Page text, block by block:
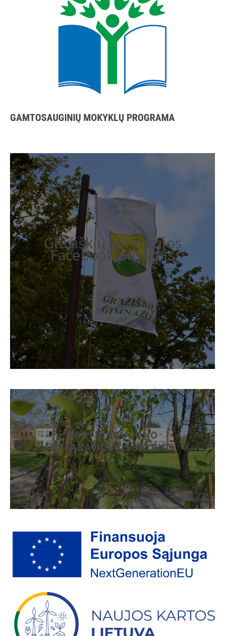
GAMTOSAUGINIŲ MOKYKLŲ PROGRAMA
Gražiškių gimnazijos
Facebook puslapis
BARTNINKŲ JONO
BASANAVIČIAUS SKYRIUS